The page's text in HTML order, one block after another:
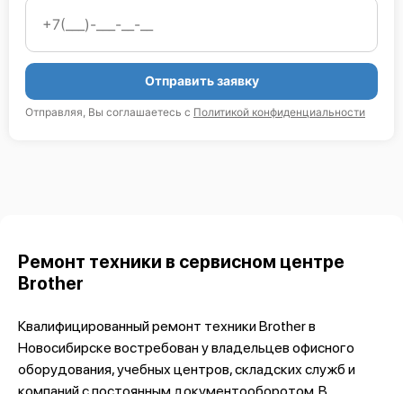
Отправить заявку
Отправляя, Вы соглашаетесь с Политикой конфиденциальности
Ремонт техники в сервисном центре
Brother
Квалифицированный ремонт техники Brother в
Новосибирске востребован у владельцев офисного
оборудования, учебных центров, складских служб и